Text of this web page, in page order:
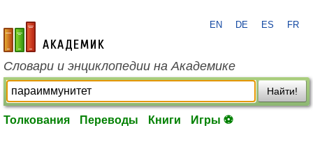
academic.ru
EN DE ES FR
Словари и энциклопедии на Академике
Найти!
Толкования Переводы Книги Игры ⚽